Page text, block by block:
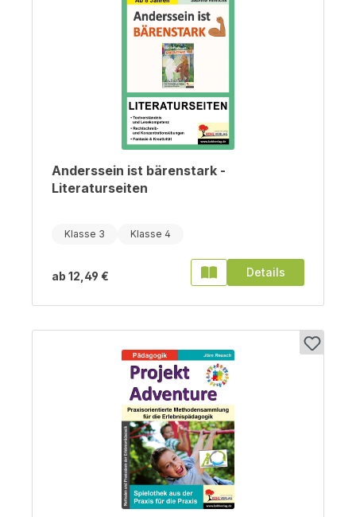
Anderssein ist bärenstark -
Literaturseiten
Klasse 3 Klasse 4
ab 12,49 € Details